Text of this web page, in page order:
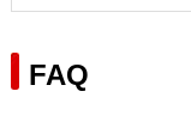
FAQ